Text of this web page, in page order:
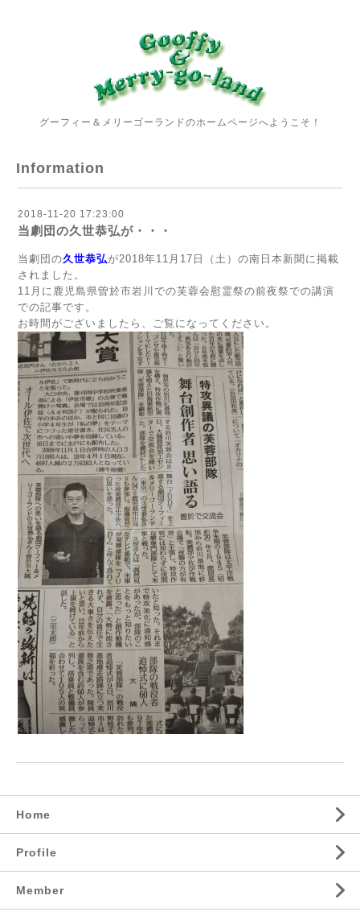
グーフィー＆メリーゴーランドのホームページへようこそ！
Information
2018-11-20 17:23:00
当劇団の久世恭弘が・・・
当劇団の久世恭弘が2018年11月17日（土）の南日本新聞に掲載
されました。
11月に鹿児島県曽於市岩川での芙蓉会慰霊祭の前夜祭での講演
での記事です。
お時間がございましたら、ご覧になってください。
Home
Profile
Member